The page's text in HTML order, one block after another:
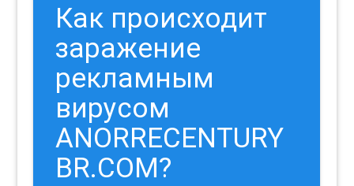
Как происходит
заражение
рекламным
вирусом
ANORRECENTURY
BR.COM?